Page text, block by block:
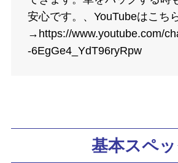
安心です。、YouTubeはこち
→https://www.youtube.com/
-6EgGe4_YdT96ryRpw
基本スペッ